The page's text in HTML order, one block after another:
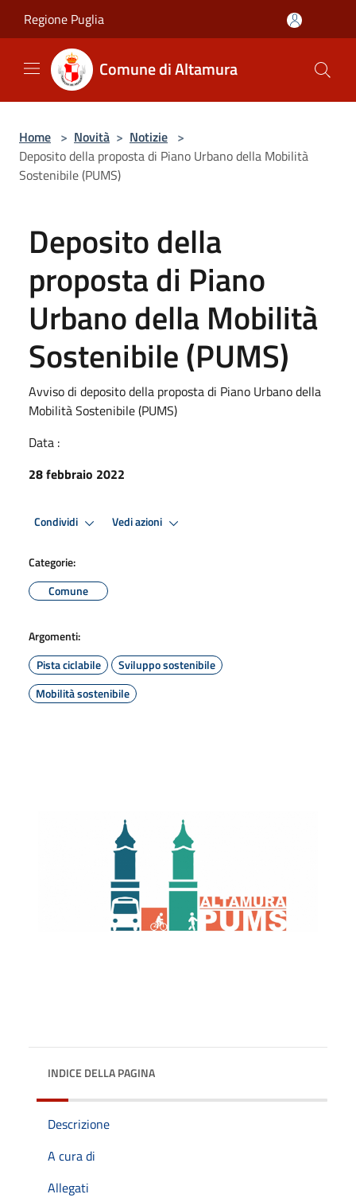
Regione Puglia
Comune di Altamura
Home > Novità > Notizie >
Deposito della proposta di Piano Urbano della Mobilità
Sostenibile (PUMS)
Deposito della
proposta di Piano
Urbano della Mobilità
Sostenibile (PUMS)
Avviso di deposito della proposta di Piano Urbano della
Mobilità Sostenibile (PUMS)
Data :
28 febbraio 2022
Condividi Vedi azioni
Categorie:
Comune
Argomenti:
Pista ciclabile
Sviluppo sostenibile
Mobilità sostenibile
INDICE DELLA PAGINA
Descrizione
A cura di
Allegati